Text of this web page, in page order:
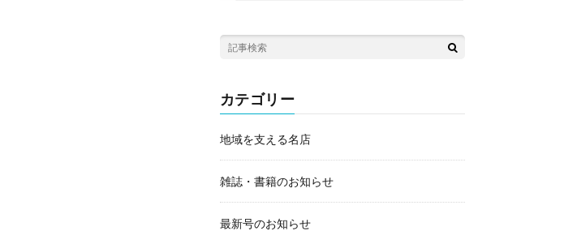
カテゴリー
地域を支える名店
雑誌・書籍のお知らせ
最新号のお知らせ